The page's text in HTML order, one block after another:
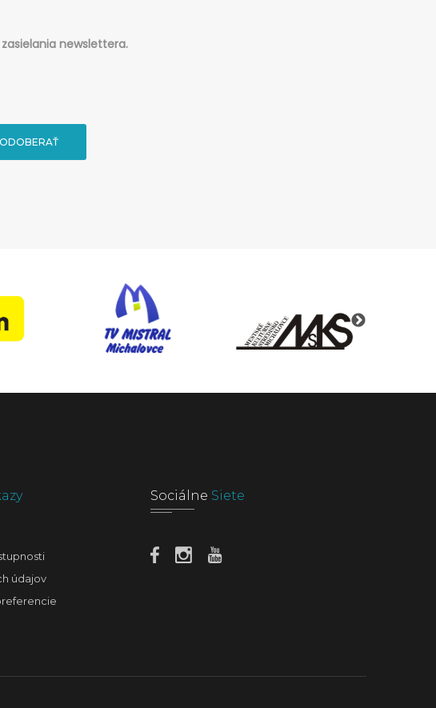
newslettera.
ODOBERAŤ
údajov
Sociálne Siete